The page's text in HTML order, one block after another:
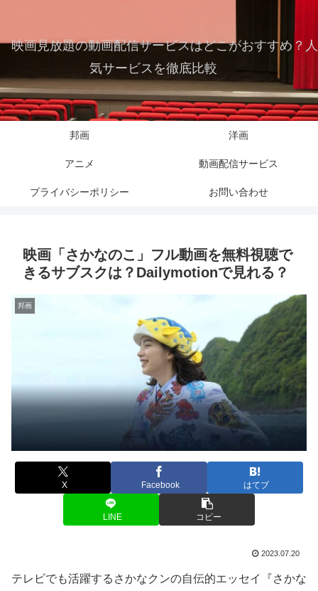
映画見放題の動画配信サービスはどこがおすすめ？人
気サービスを徹底比較
邦画 洋画
アニメ 動画配信サービス
プライバシーポリシー お問い合わせ
映画「さかなのこ」フル動画を無料視聴で
きるサブスクは？Dailymotionで見れる？
邦画
X Facebook はてブ
LINE コピー
2023.07.20
テレビでも活躍するさかなクンの自伝的エッセイ『さかな